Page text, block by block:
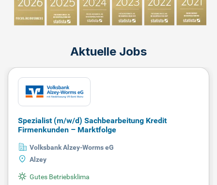
Aktuelle Jobs
Spezialist (m/w/d) Sachbearbeitung Kredit
Firmenkunden – Marktfolge
Volksbank Alzey-Worms eG
Alzey
Gutes Betriebsklima